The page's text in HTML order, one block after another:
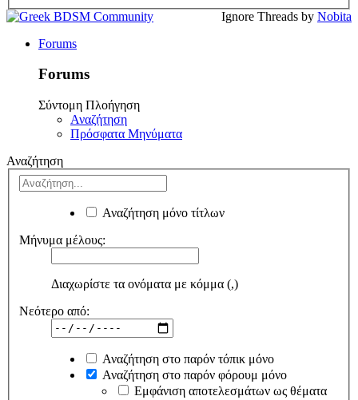
Ignore Threads by Nobita
Forums
Forums
Σύντομη Πλοήγηση
Αναζήτηση
Πρόσφατα Μηνύματα
Αναζήτηση
Αναζήτηση μόνο τίτλων
Μήνυμα μέλους:
Διαχωρίστε τα ονόματα με κόμμα (,)
Νεότερο από:
Αναζήτηση στο παρόν τόπικ μόνο
Αναζήτηση στο παρόν φόρουμ μόνο
Εμφάνιση αποτελεσμάτων ως θέματα